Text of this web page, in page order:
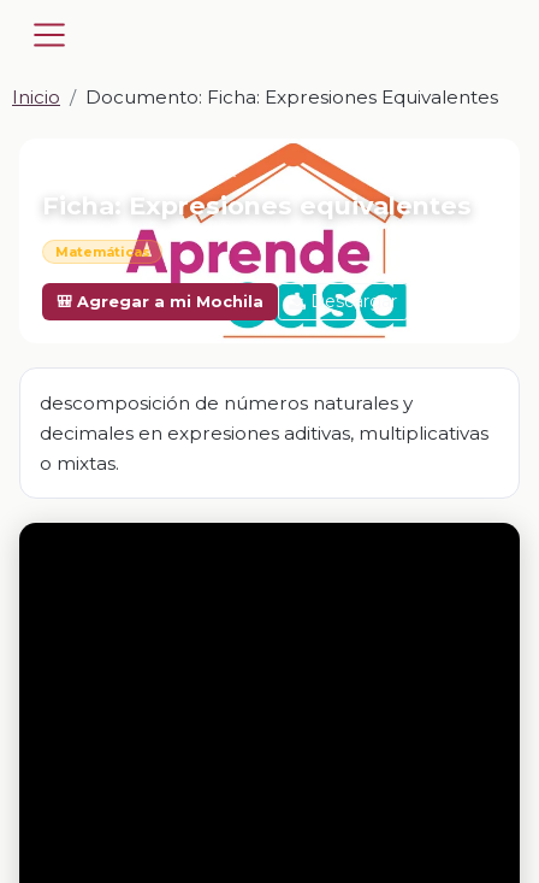
Inicio Documento: Ficha: Expresiones Equivalentes
📎 DOCUMENTO · DOCX
Ficha: Expresiones equivalentes
Matemáticas
🎒 Agregar a mi Mochila Descargar
descomposición de números naturales y
decimales en expresiones aditivas, multiplicativas
o mixtas.